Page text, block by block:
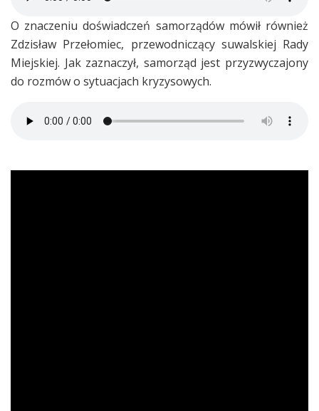
O znaczeniu doświadczeń samorządów mówił również
Zdzisław Przełomiec, przewodniczący suwalskiej Rady
Miejskiej. Jak zaznaczył, samorząd jest przyzwyczajony
do rozmów o sytuacjach kryzysowych.